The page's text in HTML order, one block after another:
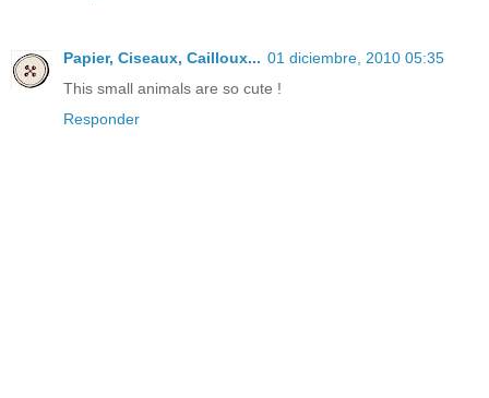
Papier, Ciseaux, Cailloux... 01 diciembre, 2010 05:35
This small animals are so cute !
Responder